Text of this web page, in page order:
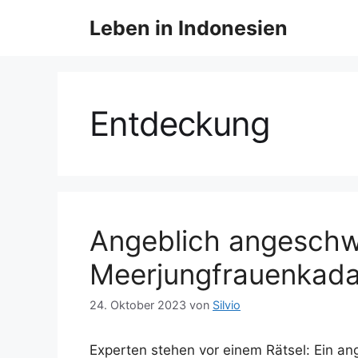
Leben in Indonesien
Entdeckung
Angeblich
24. Oktober 2023 von Silvio
Experten stehen vor einem Rätsel: Ein